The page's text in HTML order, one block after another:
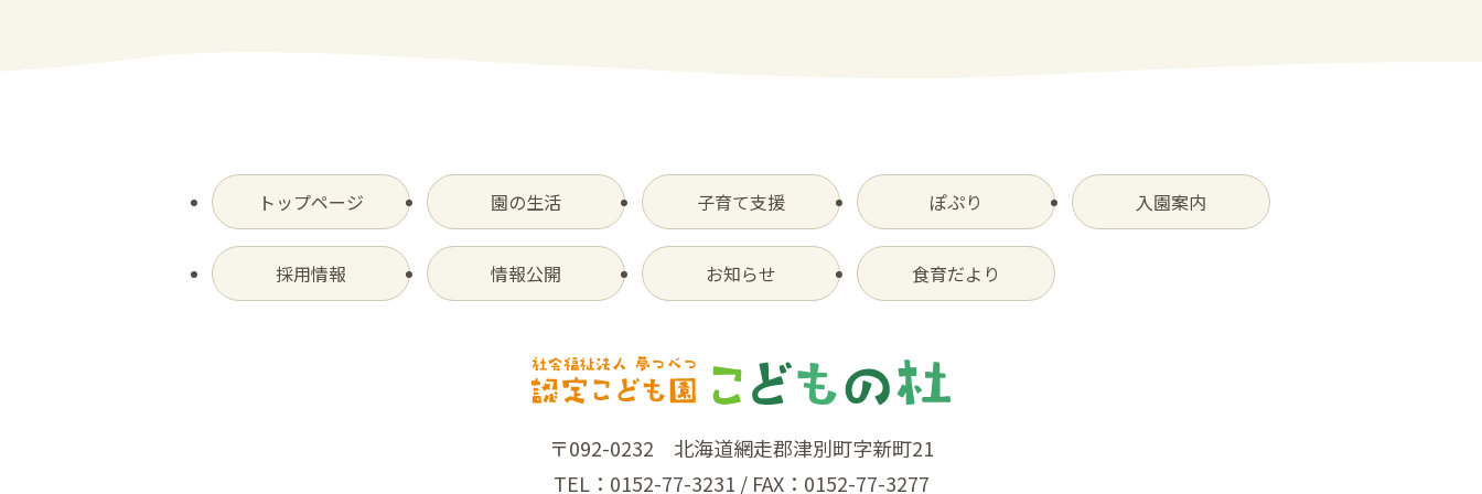
トップページ 園の生活 子育て支援 ぽぷり 入園案内
採用情報 情報公開 お知らせ 食育だより
〒092-0232 北海道網走郡津別町字新町21
TEL：0152-77-3231 / FAX：0152-77-3277